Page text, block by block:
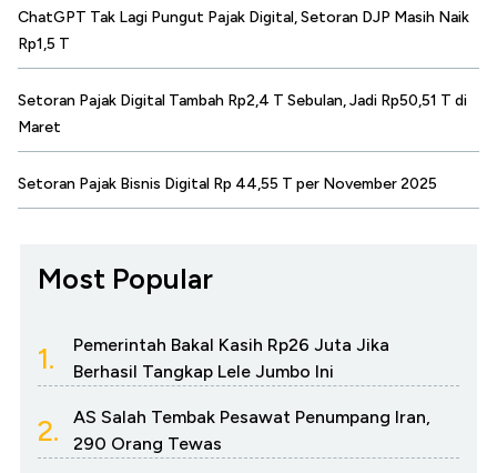
ChatGPT Tak Lagi Pungut Pajak Digital, Setoran DJP Masih Naik
Rp1,5 T
Setoran Pajak Digital Tambah Rp2,4 T Sebulan, Jadi Rp50,51 T di
Maret
Setoran Pajak Bisnis Digital Rp 44,55 T per November 2025
Most Popular
1.
Pemerintah Bakal Kasih Rp26 Juta Jika
Berhasil Tangkap Lele Jumbo Ini
2.
AS Salah Tembak Pesawat Penumpang Iran,
290 Orang Tewas